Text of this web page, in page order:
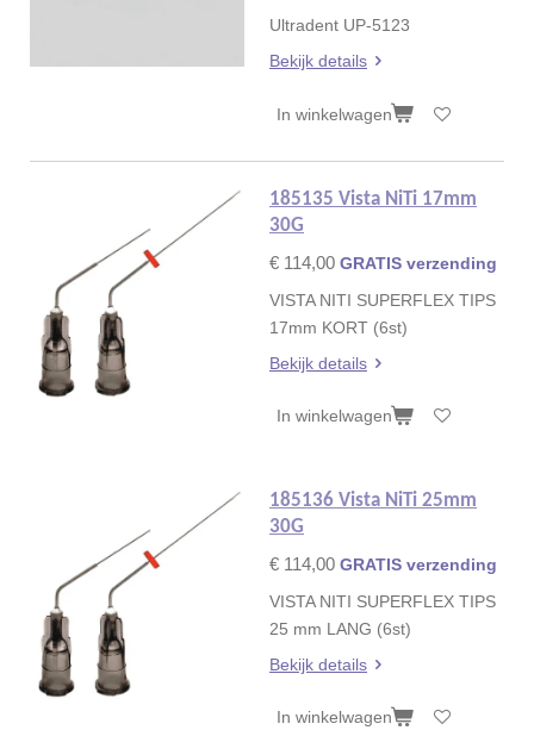
Ultradent UP-5123
Bekijk details
In winkelwagen
185135 Vista NiTi 17mm
30G
€ 114,00 GRATIS verzending
VISTA NITI SUPERFLEX TIPS
17mm KORT (6st)
Bekijk details
In winkelwagen
185136 Vista NiTi 25mm
30G
€ 114,00 GRATIS verzending
VISTA NITI SUPERFLEX TIPS
25 mm LANG (6st)
Bekijk details
In winkelwagen